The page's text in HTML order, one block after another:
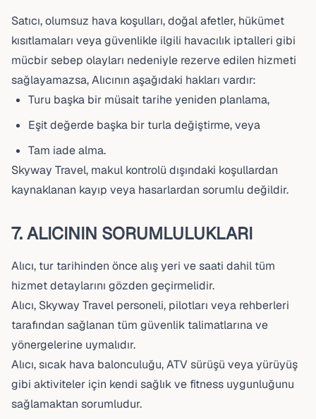
Satıcı, olumsuz hava koşulları, doğal afetler, hükümet
kısıtlamaları veya güvenlikle ilgili havacılık iptalleri gibi
mücbir sebep olayları nedeniyle rezerve edilen hizmeti
sağlayamazsa, Alıcının aşağıdaki hakları vardır:
Turu başka bir müsait tarihe yeniden planlama,
Eşit değerde başka bir turla değiştirme, veya
Tam iade alma.
Skyway Travel, makul kontrolü dışındaki koşullardan
kaynaklanan kayıp veya hasarlardan sorumlu değildir.
7. ALICININ SORUMLULUKLARI
Alıcı, tur tarihinden önce alış yeri ve saati dahil tüm
hizmet detaylarını gözden geçirmelidir.
Alıcı, Skyway Travel personeli, pilotları veya rehberleri
tarafından sağlanan tüm güvenlik talimatlarına ve
yönergelerine uymalıdır.
Alıcı, sıcak hava balonculuğu, ATV sürüşü veya yürüyüş
gibi aktiviteler için kendi sağlık ve fitness uygunluğunu
sağlamaktan sorumludur.